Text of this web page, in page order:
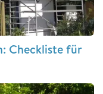
Checkliste für